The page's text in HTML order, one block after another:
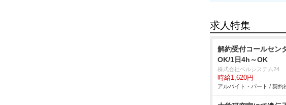
求人特集
解約受付コールセン
OK/1日4h～OK
株式会社ベルシステム24
時給1,620円
アルバイト・パート / 契約